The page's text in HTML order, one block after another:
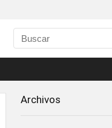
Archivos